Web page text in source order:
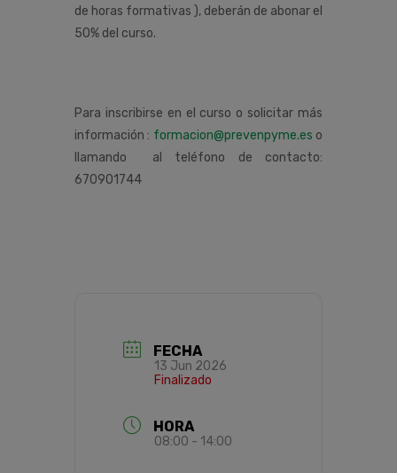
de horas formativas ), deberán de abonar el
50% del curso.
Para inscribirse en el curso o solicitar más
información : formacion@prevenpyme.es o
llamando al teléfono de contacto:
670901744
FECHA
13 Jun 2026
Finalizado
HORA
08:00 - 14:00